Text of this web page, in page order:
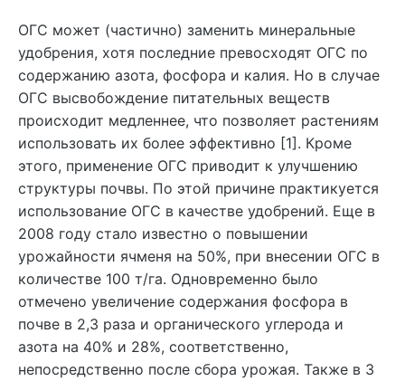
ОГС может (частично) заменить минеральные
удобрения, хотя последние превосходят ОГС по
содержанию азота, фосфора и калия. Но в случае
ОГС высвобождение питательных веществ
происходит медленнее, что позволяет растениям
использовать их более эффективно [1]. Кроме
этого, применение ОГС приводит к улучшению
структуры почвы. По этой причине практикуется
использование ОГС в качестве удобрений. Еще в
2008 году стало известно о повышении
урожайности ячменя на 50%, при внесении ОГС в
количестве 100 т/га. Одновременно было
отмечено увеличение содержания фосфора в
почве в 2,3 раза и органического углерода и
азота на 40% и 28%, соответственно,
непосредственно после сбора урожая. Также в 3